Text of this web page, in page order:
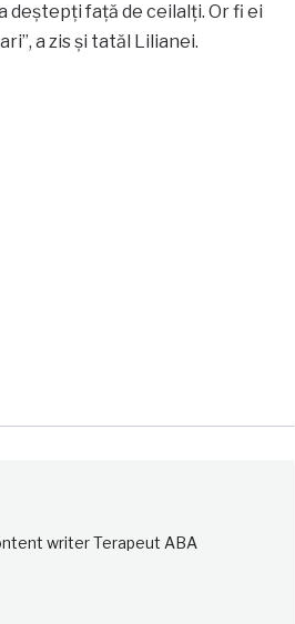
deștepți față de ceilalți. Or fi ei
a zis și tatăl Lilianei.
writer Terapeut ABA